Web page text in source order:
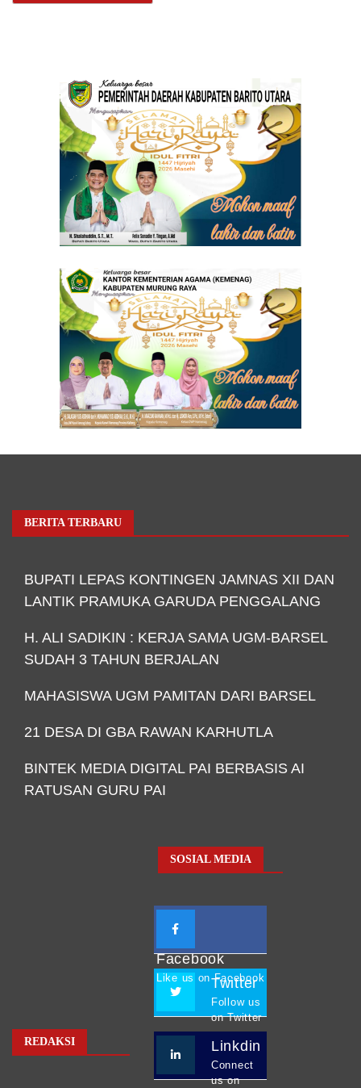
BERITA TERBARU
BUPATI LEPAS KONTINGEN JAMNAS XII DAN
LANTIK PRAMUKA GARUDA PENGGALANG
H. ALI SADIKIN : KERJA SAMA UGM-BARSEL
SUDAH 3 TAHUN BERJALAN
MAHASISWA UGM PAMITAN DARI BARSEL
21 DESA DI GBA RAWAN KARHUTLA
BINTEK MEDIA DIGITAL PAI BERBASIS AI
RATUSAN GURU PAI
REDAKSI
SOSIAL MEDIA
Facebook
Like us on Facebook
Twitter
Follow us
on Twitter
Linkdin
Connect
us on